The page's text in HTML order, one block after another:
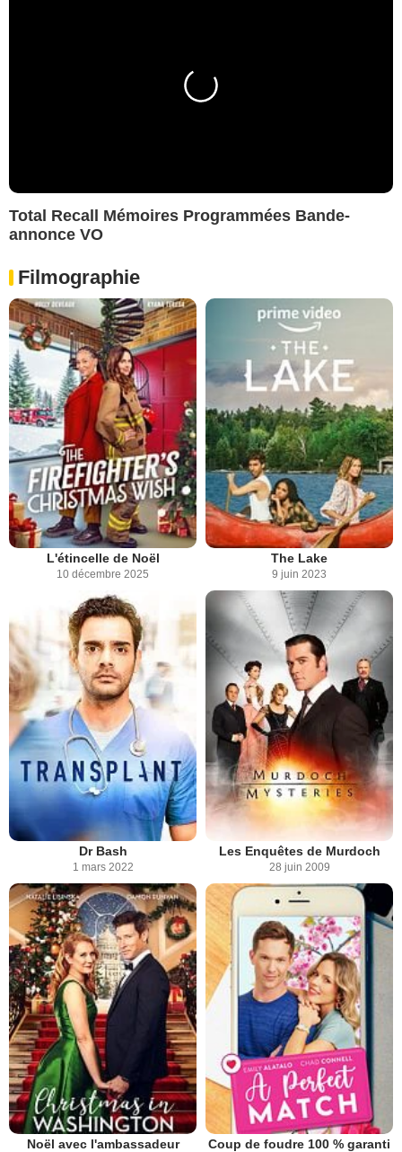
Total Recall Mémoires Programmées Bande-
annonce VO
Filmographie
L'étincelle de Noël
10 décembre 2025
The Lake
9 juin 2023
Dr Bash
1 mars 2022
Les Enquêtes de Murdoch
28 juin 2009
Noël avec l'ambassadeur Coup de foudre 100 % garanti